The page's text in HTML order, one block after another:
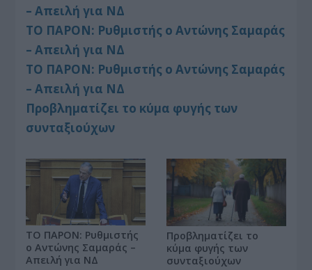
– Απειλή για ΝΔ
ΤΟ ΠΑΡΟΝ: Ρυθμιστής ο Αντώνης Σαμαράς
– Απειλή για ΝΔ
ΤΟ ΠΑΡΟΝ: Ρυθμιστής ο Αντώνης Σαμαράς
– Απειλή για ΝΔ
Προβληματίζει το κύμα φυγής των
συνταξιούχων
ΤΟ ΠΑΡΟΝ: Ρυθμιστής
ο Αντώνης Σαμαράς –
Απειλή για ΝΔ
Προβληματίζει το
κύμα φυγής των
συνταξιούχων